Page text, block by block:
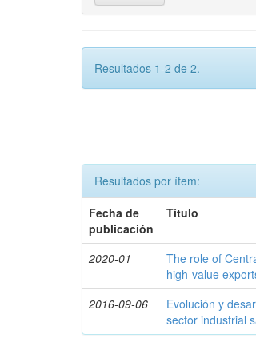
Resultados 1-2 de 2.
Resultados por ítem:
Fecha de
publicación
Título
2020-01
The role of
high-value
2016-09-06
Evolución y
sector industrial